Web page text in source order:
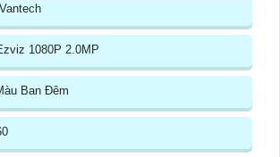
1080P 2.0MP
Ban Đêm